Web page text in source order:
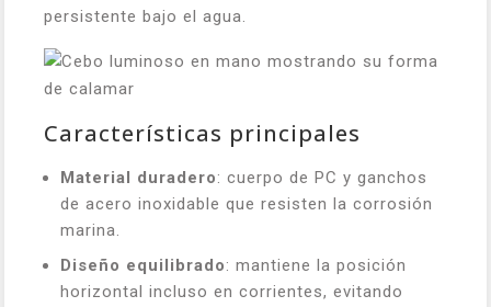
persistente bajo el agua.
Características principales
Material duradero: cuerpo de PC y ganchos
de acero inoxidable que resisten la corrosión
marina.
Diseño equilibrado: mantiene la posición
horizontal incluso en corrientes, evitando